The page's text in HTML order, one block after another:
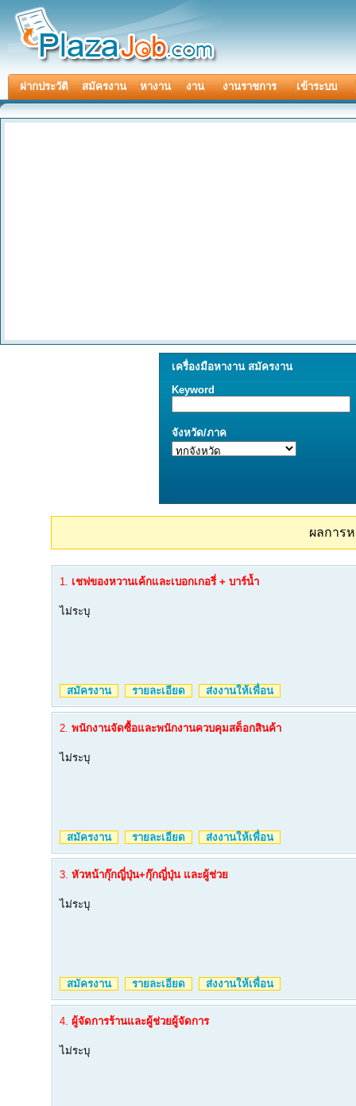
ฝากประวัติ สมัครงาน หางาน งาน งานราชการ เข้าระบบ
เครื่องมือหางาน สมัครงาน
Keyword
จังหวัด/ภาค
ผลการ
1. เชฟของหวานเค้กและเบอกเกอรี่ + บาร์น้ำ
ไม่ระบุ
สมัครงาน รายละเอียด ส่งงานให้เพื่อน
2. พนักงานจัดซื้อและพนักงานควบคุมสต็อกสินค้า
ไม่ระบุ
สมัครงาน รายละเอียด ส่งงานให้เพื่อน
3. หัวหน้ากุ๊กญี่ปุ่น+กุ๊กญี่ปุ่น และผู้ช่วย
ไม่ระบุ
สมัครงาน รายละเอียด ส่งงานให้เพื่อน
4. ผู้จัดการร้านและผู้ช่วยผู้จัดการ
ไม่ระบุ